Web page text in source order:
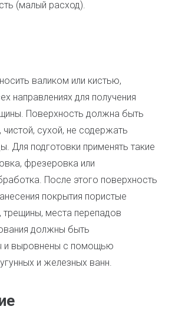
(малый расход).
валиком или кистью,
направлениях для получения
Поверхность должна быть
сухой, не содержать
Для подготовки применять такие
фрезеровка или
После этого поверхность
покрытия пористые
трещины, места перепадов
должны быть
и выровнены с помощью
и железных ванн.